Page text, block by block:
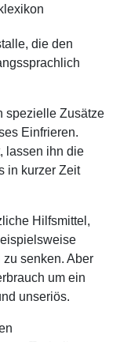
die den
spezielle Zusätze
Einfrieren.
lassen ihn die
in kurzer Zeit
Hilfsmittel,
senken. Aber
um ein
unseriös.